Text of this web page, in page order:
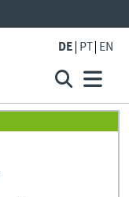
DE PT EN